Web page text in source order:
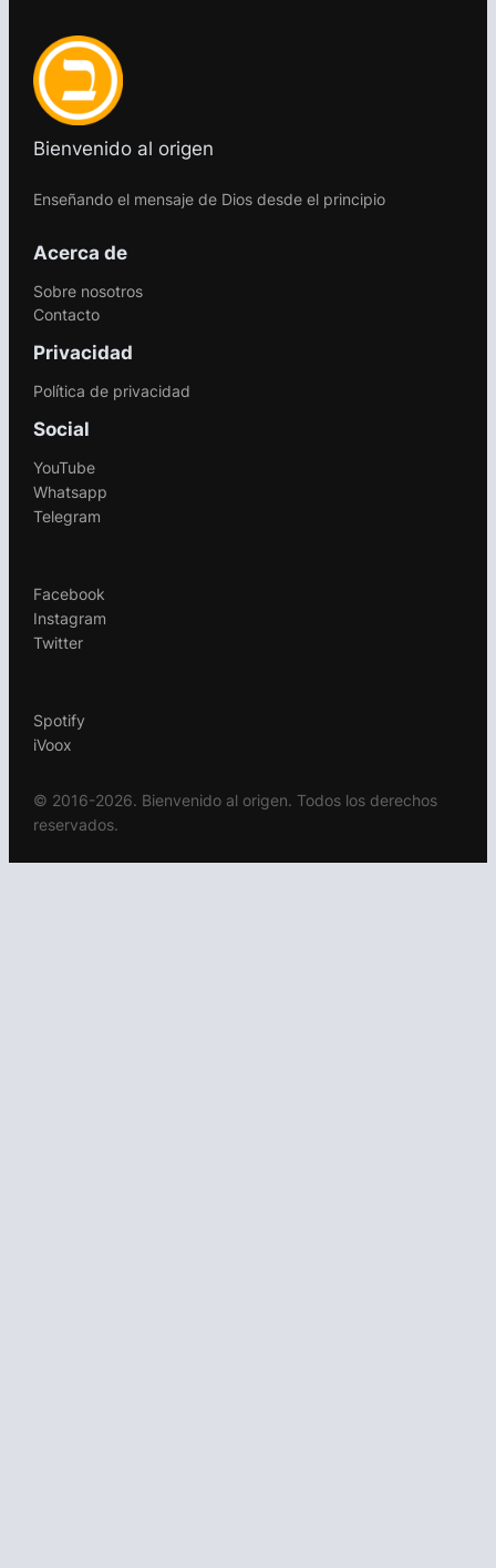
Bienvenido al origen
Enseñando el mensaje de Dios desde el principio
Acerca de
Sobre nosotros
Contacto
Privacidad
Política de privacidad
Social
YouTube
Whatsapp
Telegram
Facebook
Instagram
Twitter
Spotify
iVoox
© 2016-2026. Bienvenido al origen. Todos los derechos
reservados.